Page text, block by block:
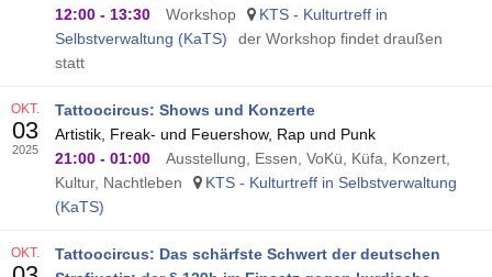
12:00 - 13:30 Workshop
KTS - Kulturtreff in
Selbstverwaltung (KaTS)
der Workshop findet draußen
statt
Tattoocircus: Shows und Konzerte
Artistik, Freak- und Feuershow, Rap und Punk
21:00 - 01:00
Ausstellung, Essen, VoKü, Küfa, Konzert,
Kultur, Nachtleben
KTS - Kulturtreff in Selbstverwaltung
(KaTS)
OKT.
03
2025
Tattoocircus: Das schärfste Schwert der deutschen
OKT.